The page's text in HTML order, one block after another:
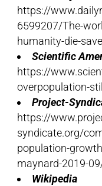
https://
6599207/The-
humanity-die-
Scientific
https://
overpopulation-
Project-
https://
syndicate.org/
population-
maynard-2019-
Wikipedia